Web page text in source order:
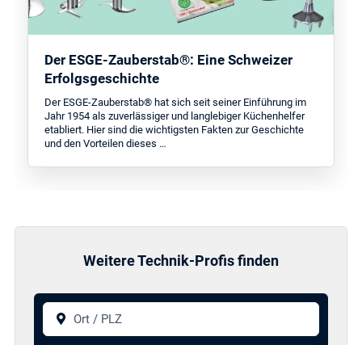
Der ESGE-Zauberstab®: Eine Schweizer
Erfolgsgeschichte
Der ESGE-Zauberstab® hat sich seit seiner Einführung im
Jahr 1954 als zuverlässiger und langlebiger Küchenhelfer
etabliert. Hier sind die wichtigsten Fakten zur Geschichte
und den Vorteilen dieses …
Weitere Technik-Profis finden
Ort / PLZ